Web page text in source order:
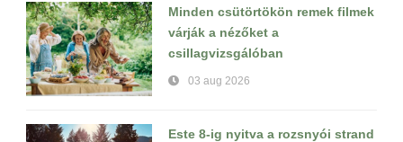
Minden csütörtökön remek filmek
várják a nézőket a
csillagvizsgálóban
03 aug 2026
Este 8-ig nyitva a rozsnyói strand